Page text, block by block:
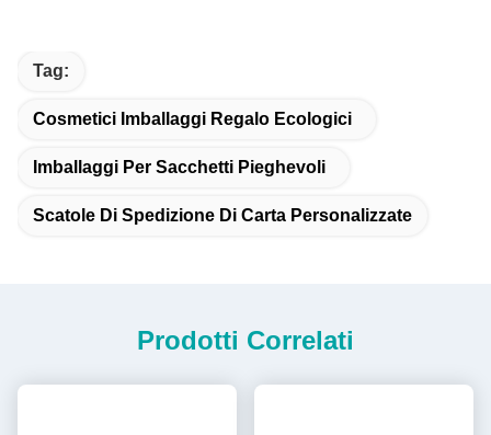
Tag:
Cosmetici Imballaggi Regalo Ecologici
Imballaggi Per Sacchetti Pieghevoli
Scatole Di Spedizione Di Carta Personalizzate
Prodotti Correlati